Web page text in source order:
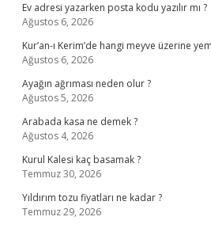
Ev adresi yazarken posta kodu yazılır mı ?
Ağustos 6, 2026
Kur’an-ı Kerim’de hangi meyve üzerine
Ağustos 6, 2026
Ayağın ağrıması neden olur ?
Ağustos 5, 2026
Arabada kasa ne demek ?
Ağustos 4, 2026
Kurul Kalesi kaç basamak ?
Temmuz 30, 2026
Yıldırım tozu fiyatları ne kadar ?
Temmuz 29, 2026